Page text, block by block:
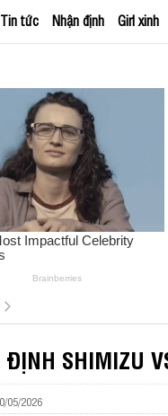
Tin tức Nhận định Girl xinh
ĐỊNH SHIMIZU
05/2026